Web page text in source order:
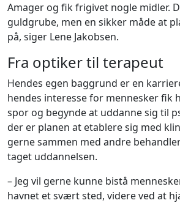
Amager og fik frigivet nogle midler.
guldgrube, men en sikker måde at
på, siger Lene Jakobsen.
Fra optiker til terapeut
Hendes egen baggrund er en
hendes interesse for mennesker fik
spor og begynde at uddanne sig til
der er planen at etablere sig med
gerne sammen med andre
taget uddannelsen.
– Jeg vil gerne kunne bistå
havnet et svært sted, videre ved at